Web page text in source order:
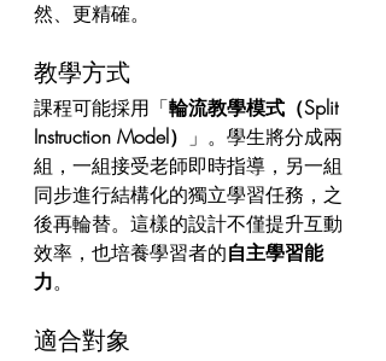
然、更精確。
教學方式
課程可能採用「輪流教學模式（Split
Instruction Model）
」。學生將分成兩
組，一組接受老師即時指導，另一組
同步進行結構化的獨立學習任務，之
後再輪替。這樣的設計不僅提升互動
效率，也培養學習者的自主學習能
力。
適合對象